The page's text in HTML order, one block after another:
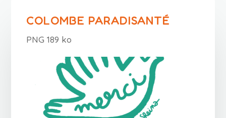
COLOMBE PARADISANTÉ
PNG 189 ko